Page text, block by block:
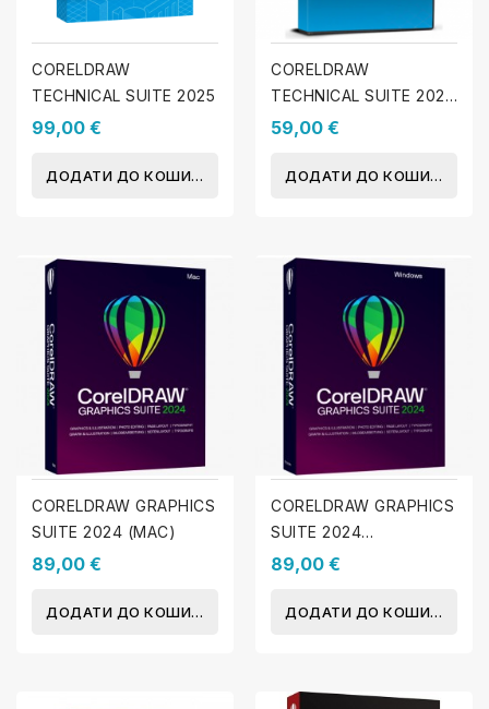
CORELDRAW
TECHNICAL SUITE 2025
99,00 €
ДОДАТИ ДО КОШИКА
CORELDRAW
TECHNICAL SUITE 2024
(WINDOWS)
59,00 €
ДОДАТИ ДО КОШИКА
CORELDRAW GRAPHICS
SUITE 2024 (MAC)
89,00 €
ДОДАТИ ДО КОШИКА
CORELDRAW GRAPHICS
SUITE 2024
(WINDOWS)
89,00 €
ДОДАТИ ДО КОШИКА